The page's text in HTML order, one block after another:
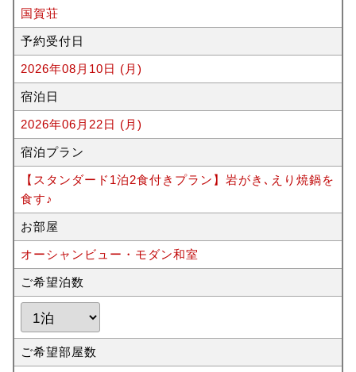
国賀荘
予約受付日
2026年08月10日 (月)
宿泊日
2026年06月22日 (月)
宿泊プラン
【スタンダード1泊2食付きプラン】岩がき､えり焼鍋を
食す♪
お部屋
オーシャンビュー・モダン和室
ご希望泊数
ご希望部屋数